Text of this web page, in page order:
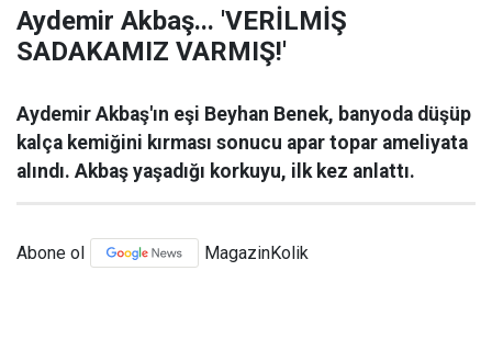
Aydemir Akbaş... 'VERİLMİŞ
SADAKAMIZ VARMIŞ!'
Aydemir Akbaş'ın eşi Beyhan Benek, banyoda düşüp
kalça kemiğini kırması sonucu apar topar ameliyata
alındı. Akbaş yaşadığı korkuyu, ilk kez anlattı.
Abone ol MagazinKolik